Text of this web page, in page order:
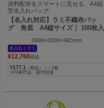
資料配布をスマートに見せる、A4縦
型名入れバッグ
【名入れ対応】ラミ不織布バッ
グ 角底 A4縦サイズ｜ 100枚入
266W×330H×96Dmm
名入れ｜ラミ
¥12,760税込
¥177.1
（税込）～ ⁄ 1枚
※印刷代込・版代別途